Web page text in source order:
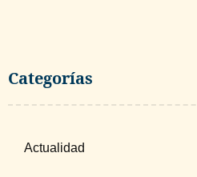
Categorías
Actualidad